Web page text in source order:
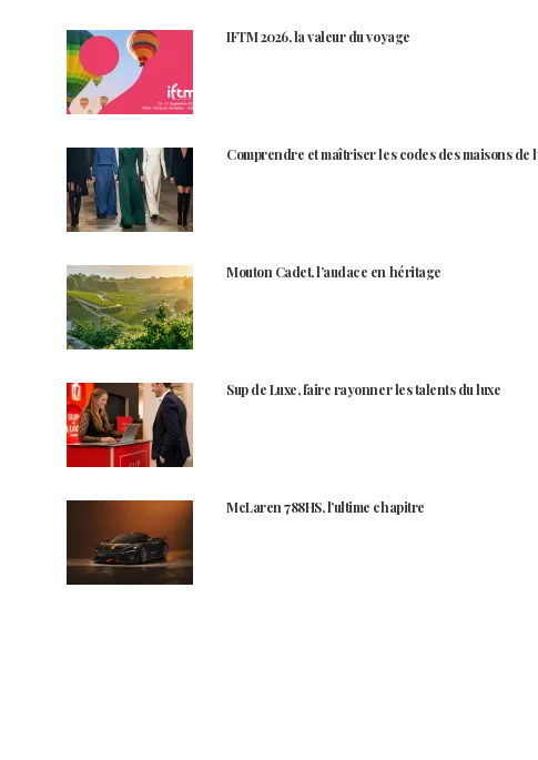
IFTM 2026, la valeur du voyage
Comprendre et maîtriser les codes des maisons de
Mouton Cadet, l’audace en héritage
Sup de Luxe, faire rayonner les talents du luxe
McLaren 788HS, l’ultime chapitre